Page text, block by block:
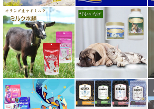
ミャウ MEOW
ミャオイングヘッズ MEOWING HEADS
ミルク本舗
ムーラムーラ Moora Moora
ルイトモ RUITOMO